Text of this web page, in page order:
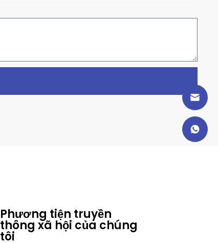
Phương tiện truyền
thông xã hội của chúng
tôi